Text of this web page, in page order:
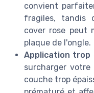
convient
fragiles, tandis
cover rose peut
plaque de l'ongle.
Application trop
surcharger
couche trop